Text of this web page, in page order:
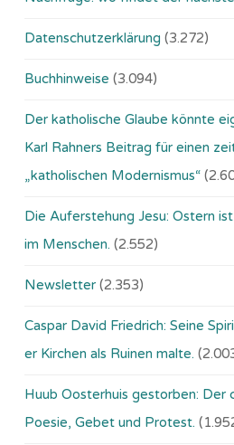
Datenschutzerklärung (3.272)
Buchhinweise (3.094)
Der katholische Glaube könnte
Karl Rahners Beitrag für einen
„katholischen Modernismus“
Die Auferstehung Jesu: Ostern
im Menschen. (2.552)
Newsletter (2.353)
Caspar David Friedrich: Seine
er Kirchen als Ruinen malte.
Huub Oosterhuis gestorben: Der
Poesie, Gebet und Protest.